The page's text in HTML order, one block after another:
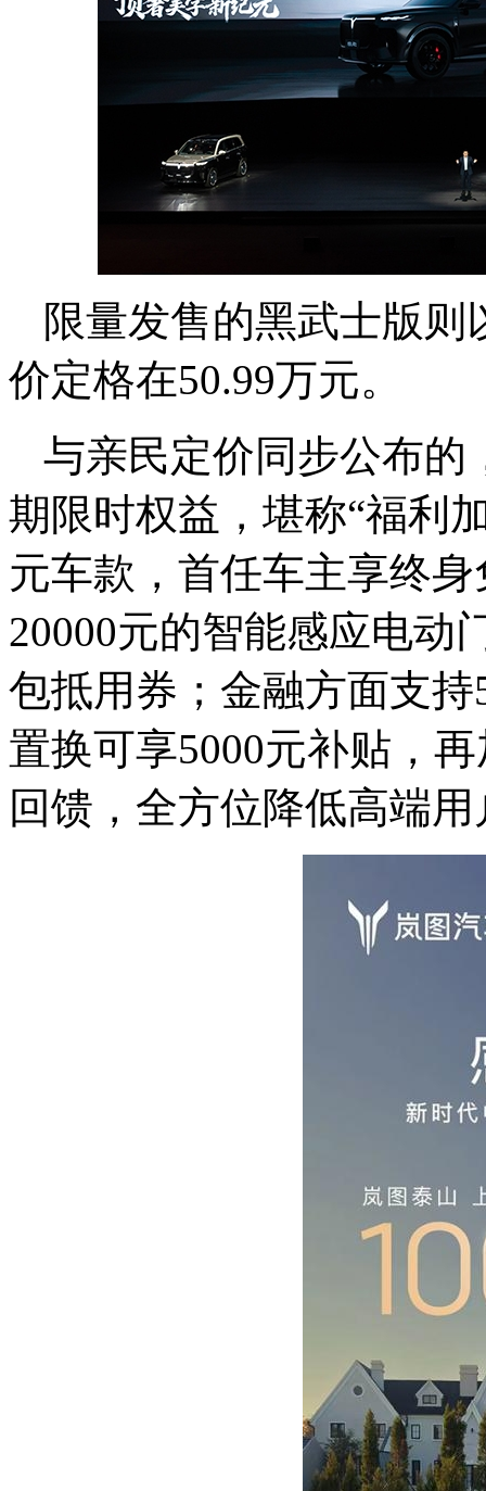
限量发售的黑武士版
价定格在50.99万元。
与亲民定价同步公布的
期限时权益，堪称“福利
元车款，首任车主享终
20000元的智能感应电动
包抵用券；金融方面支
置换可享5000元补贴，
回馈，全方位降低高端用